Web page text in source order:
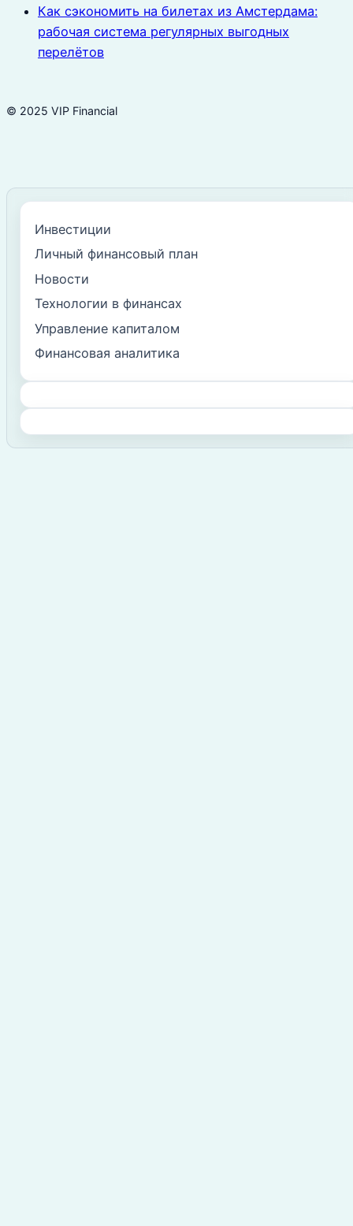
Как сэкономить на билетах из Амстердама:
рабочая система регулярных выгодных
перелётов
© 2025 VIP Financial
Инвестиции
Личный финансовый план
Новости
Технологии в финансах
Управление капиталом
Финансовая аналитика